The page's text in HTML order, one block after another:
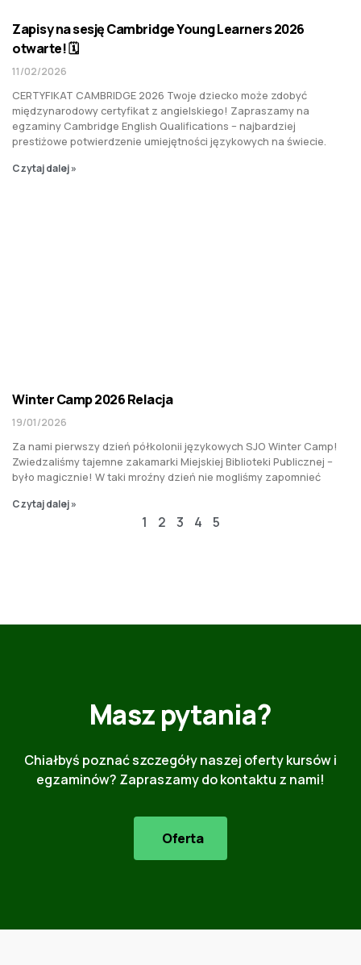
Zapisy na sesję Cambridge Young Learners 2026
otwarte! 🗓️
11/02/2026
CERTYFIKAT CAMBRIDGE 2026 Twoje dziecko może zdobyć
międzynarodowy certyfikat z angielskiego! Zapraszamy na
egzaminy Cambridge English Qualifications – najbardziej
prestiżowe potwierdzenie umiejętności językowych na świecie.
Czytaj dalej »
Winter Camp 2026 Relacja
19/01/2026
Za nami pierwszy dzień półkolonii językowych SJO Winter Camp!
Zwiedzaliśmy tajemne zakamarki Miejskiej Biblioteki Publicznej –
było magicznie! W taki mroźny dzień nie mogliśmy zapomnieć
Czytaj dalej »
1 2 3 4 5
Masz pytania?
Chiałbyś poznać szczegóły naszej oferty kursów i
egzaminów? Zapraszamy do kontaktu z nami!
Oferta